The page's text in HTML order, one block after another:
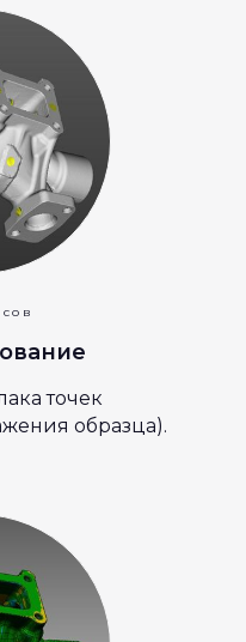
точек
образца).